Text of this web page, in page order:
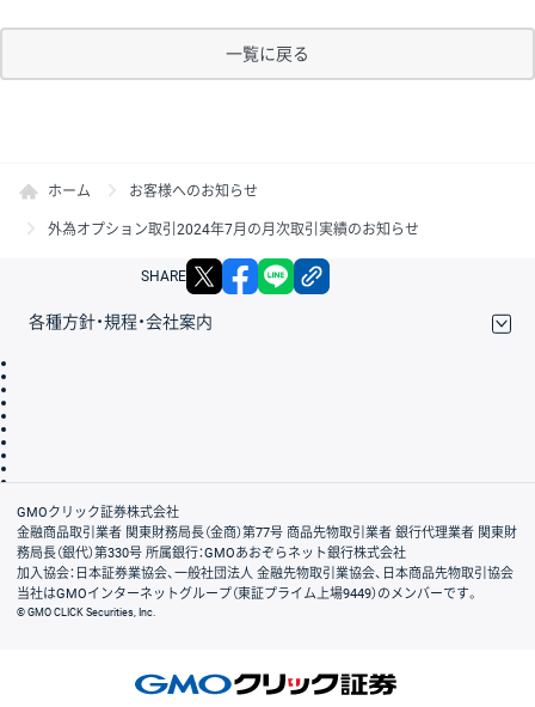
一覧に戻る
ホーム お客様へのお知らせ
外為オプション取引2024年7月の月次取引実績のお知らせ
SHARE X facebook
各種方針・規程・会社案内
会社案内
GMOクリック証券株式会社
金融商品取引業者 関東財務局長（金商）第77号 商品先物取引業者 銀行代理業者 関東財
務局長（銀代）第330号 所属銀行：GMOあおぞらネット銀行株式会社
加入協会：日本証券業協会、一般社団法人 金融先物取引業協会、日本商品先物取引協会
当社はGMOインターネットグループ（東証プライム上場9449）のメンバーです。
© GMO CLICK Securities, Inc.